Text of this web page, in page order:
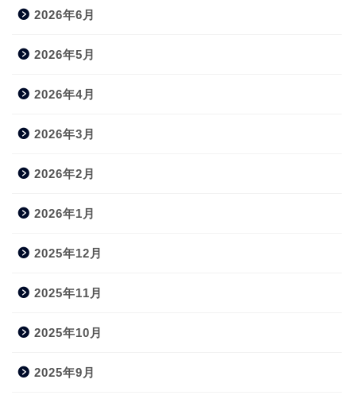
2026年6月
2026年5月
2026年4月
2026年3月
2026年2月
2026年1月
2025年12月
2025年11月
2025年10月
2025年9月